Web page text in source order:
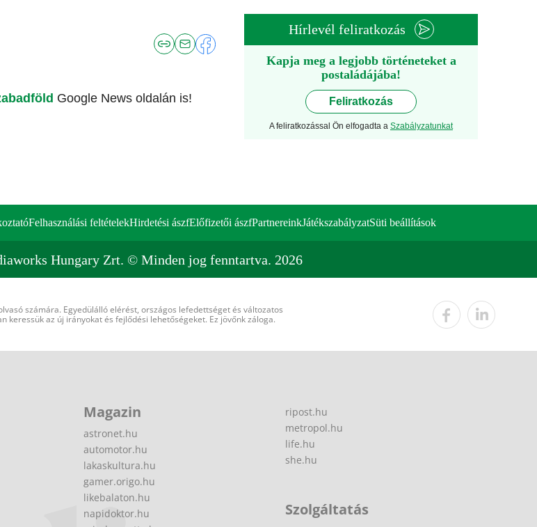
Google News oldalán is!
Hírlevél feliratkozás
Kapja meg a legjobb történeteket a
postaládájába!
Feliratkozás
A feliratkozással Ön elfogadta a Szabályzatunkat
Felhasználási feltételekHirdetési ászfElőfizetői ászfPartnereinkJátékszabályzatSüti beállítások
Hungary Zrt. © Minden jog fenntartva. 2026
számára. Egyedülálló elérést, országos lefedettséget és változatos
keressük az új irányokat és fejlődési lehetőségeket. Ez jövőnk záloga.
Magazin
astronet.hu
automotor.hu
lakaskultura.hu
gamer.origo.hu
likebalaton.hu
napidoktor.hu
ripost.hu
metropol.hu
life.hu
she.hu
Szolgáltatás